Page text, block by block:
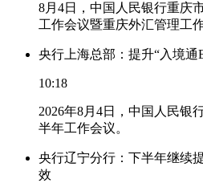
8月4日，中国人民银行重庆
工作会议暨重庆外汇管理工作
央行上海总部：提升“入境通
10:18
2026年8月4日，中国人民银
半年工作会议。
央行辽宁分行：下半年继续
效